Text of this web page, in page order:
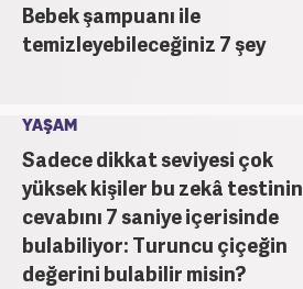
Bebek şampuanı ile
temizleyebileceğiniz 7 şey
YAŞAM
Sadece dikkat seviyesi çok
yüksek kişiler bu zekâ testinin
cevabını 7 saniye içerisinde
bulabiliyor: Turuncu çiçeğin
değerini bulabilir misin?